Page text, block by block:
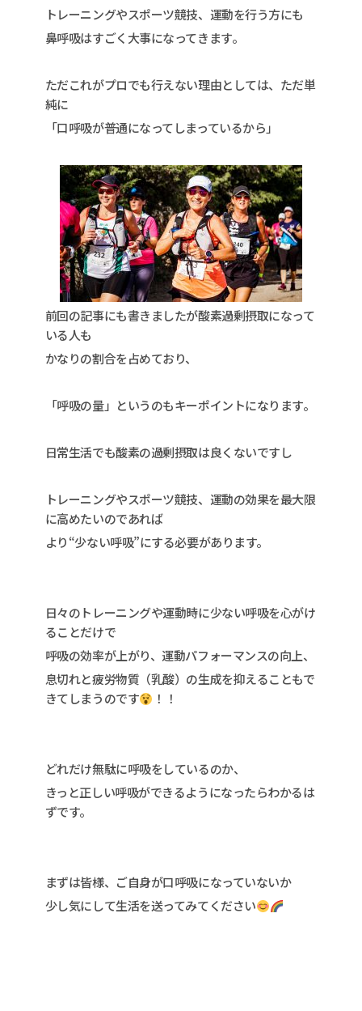
トレーニングやスポーツ競技、運動を行う方にも
鼻呼吸はすごく大事になってきます。
ただこれがプロでも行えない理由としては、ただ単
純に
「口呼吸が普通になってしまっているから」
前回の記事にも書きましたが酸素過剰摂取になって
いる人も
かなりの割合を占めており、
「呼吸の量」というのもキーポイントになります。
日常生活でも酸素の過剰摂取は良くないですし
トレーニングやスポーツ競技、運動の効果を最大限
に高めたいのであれば
より“少ない呼吸”にする必要があります。
日々のトレーニングや運動時に少ない呼吸を心がけ
ることだけで
呼吸の効率が上がり、運動パフォーマンスの向上、
息切れと疲労物質（乳酸）の生成を抑えることもで
きてしまうのです
！！
どれだけ無駄に呼吸をしているのか、
きっと正しい呼吸ができるようになったらわかるは
ずです。
まずは皆様、ご自身が口呼吸になっていないか
少し気にして生活を送ってみてください